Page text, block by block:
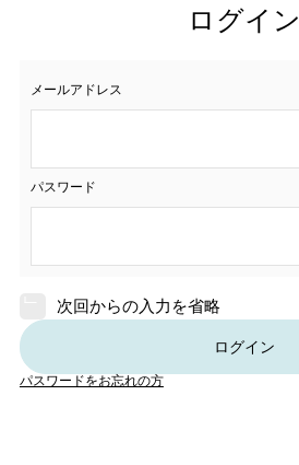
ログイン
メールアドレス
パスワード
次回からの入力を省略
ログイン
パスワードをお忘れの方